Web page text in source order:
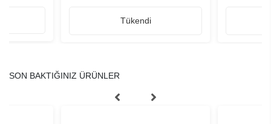
Tükendi
SON BAKTIĞINIZ ÜRÜNLER